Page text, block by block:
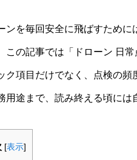
ンを毎回安全に飛ばすため
この記事では「ドローン 日
ク項目だけでなく、点検の
用途まで、読み終える頃には
[表示]